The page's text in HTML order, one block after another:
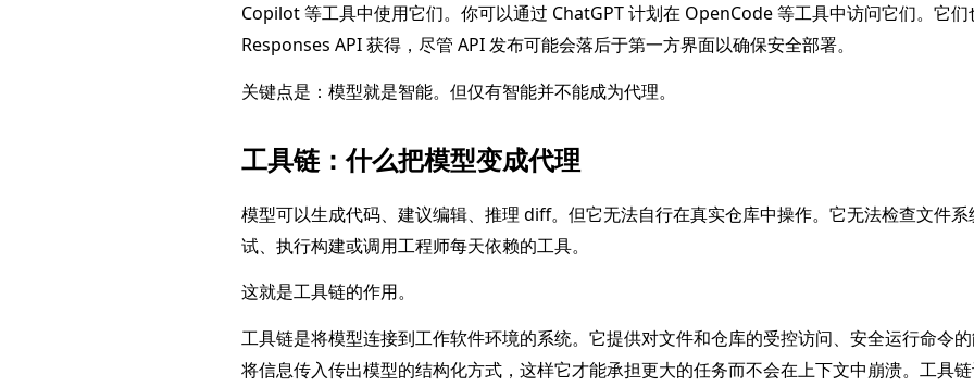
Copilot 等工具中使用它们。你可以通过 ChatGPT 计划在 OpenCode 等工具中访问它们。它们
Responses API 获得，尽管 API 发布可能会落后于第一方界面以确保安全部署。
关键点是：模型就是智能。但仅有智能并不能成为代理。
工具链：什么把模型变成代理
模型可以生成代码、建议编辑、推理 diff。但它无法自行在真实仓库中操作。它无法检查文件系
试、执行构建或调用工程师每天依赖的工具。
这就是工具链的作用。
工具链是将模型连接到工作软件环境的系统。它提供对文件和仓库的受控访问、安全运行命令
将信息传入传出模型的结构化方式，这样它才能承担更大的任务而不会在上下文中崩溃。工具